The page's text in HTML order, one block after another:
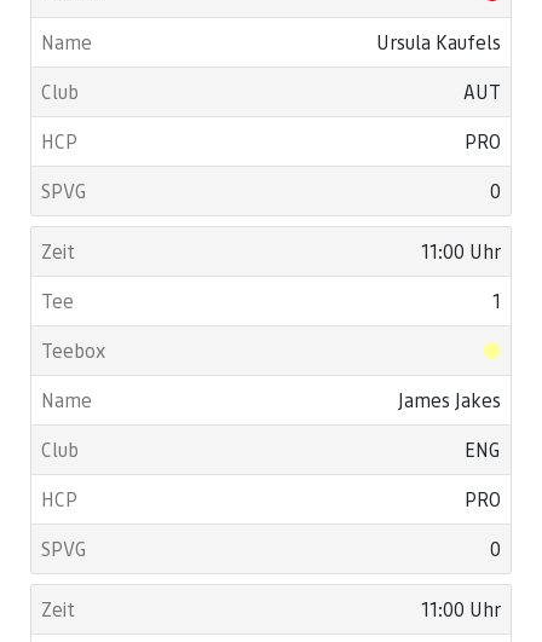
Ursula Kaufels
AUT
PRO
0
11:00 Uhr
1
James Jakes
ENG
PRO
0
11:00 Uhr